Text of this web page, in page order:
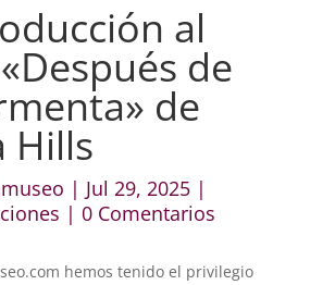
al
de
de
Hills
| Jul 29, 2025|
| 0 Comentarios
hemos tenido el privilegio